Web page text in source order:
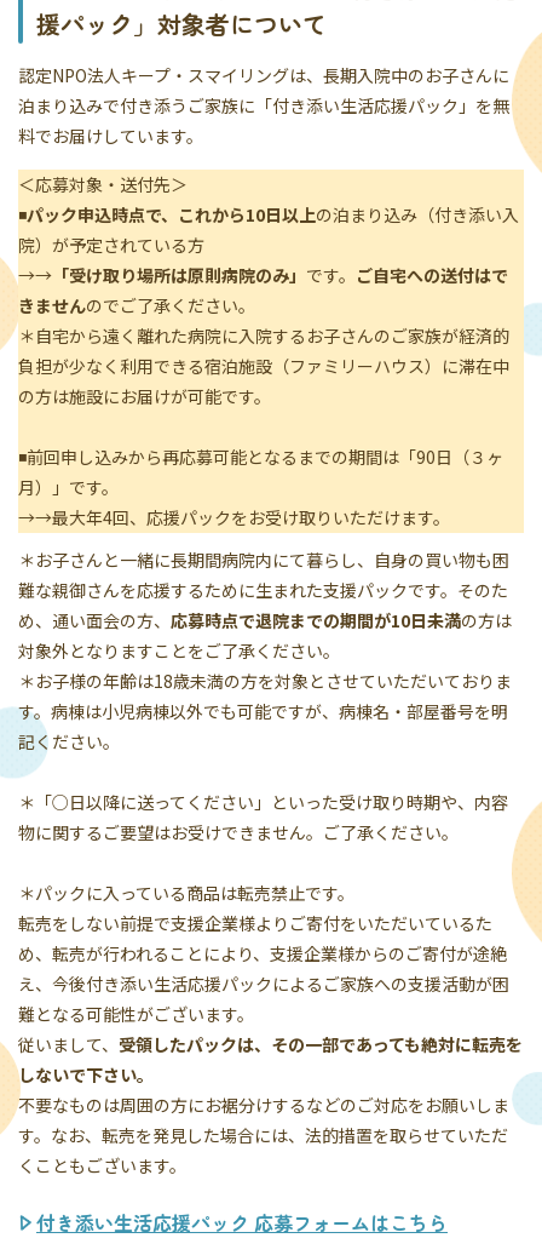
援パック」対象者について
認定NPO法人キープ・スマイリングは、長期入院中のお子さんに
泊まり込みで付き添うご家族に「付き添い生活応援パック」を無
料でお届けしています。
＜応募対象・送付先＞
◾️パック申込時点で、これから10日以上の泊まり込み（付き添い入
院）が予定されている方
→→ 「受け取り場所は原則病院のみ」 です。 ご自宅への送付はで
きませんのでご了承ください。
＊自宅から遠く離れた病院に入院するお子さんのご家族が経済的
負担が少なく利用できる宿泊施設（ファミリーハウス）に滞在中
の方は施設にお届けが可能です。
◾️前回申し込みから再応募可能となるまでの期間は「90日（３ヶ
月）」です。
→→最大年4回、応援パックをお受け取りいただけます。
＊お子さんと一緒に長期間病院内にて暮らし、自身の買い物も困
難な親御さんを応援するために生まれた支援パックです。そのた
め、通い面会の方、 応募時点で退院までの期間が10日未満の方は
対象外となりますことをご了承ください。
＊お子様の年齢は18歳未満の方を対象とさせていただいておりま
す。病棟は小児病棟以外でも可能ですが、病棟名・部屋番号を明
記ください。
＊「○日以降に送ってください」といった受け取り時期や、内容
物に関するご要望はお受けできません。ご了承ください。
＊パックに入っている商品は転売禁止です。
転売をしない前提で支援企業様よりご寄付をいただいているた
め、転売が行われることにより、支援企業様からのご寄付が途絶
え、今後付き添い生活応援パックによるご家族への支援活動が困
難となる可能性がございます。
従いまして、 受領したパックは、その一部であっても絶対に転売を
しないで下さい。
不要なものは周囲の方にお裾分けするなどのご対応をお願いしま
す。なお、転売を発見した場合には、法的措置を取らせていただ
くこともございます。
付き添い生活応援パック 応募フォームはこちら